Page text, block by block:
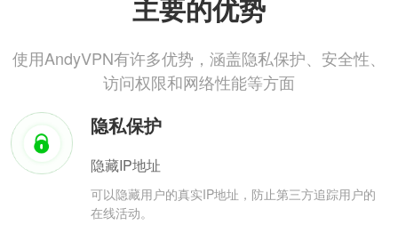
主要的优势
使用AndyVPN有许多优势，涵盖隐私保护、安全性、
访问权限和网络性能等方面
隐私保护
隐藏IP地址
可以隐藏用户的真实IP地址，防止第三方追踪用户的
在线活动。